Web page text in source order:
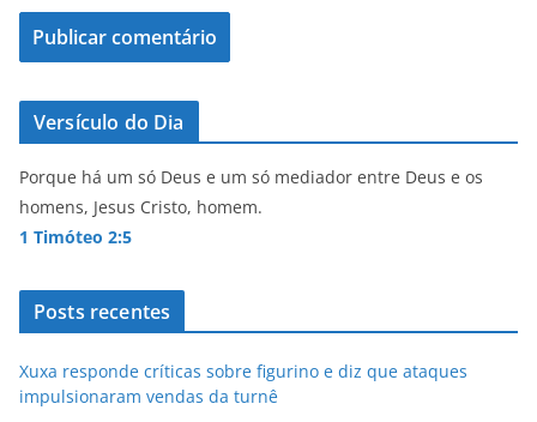
Versículo do Dia
Porque há um só Deus e um só mediador entre Deus e os
homens, Jesus Cristo, homem.
1 Timóteo 2:5
Posts recentes
Xuxa responde críticas sobre figurino e diz que ataques
impulsionaram vendas da turnê